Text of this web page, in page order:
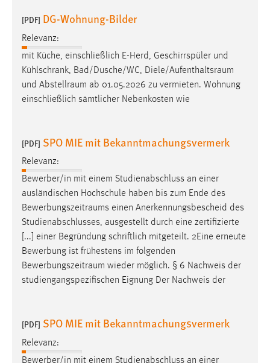
[PDF] DG-Wohnung-Bilder
Relevanz:
mit Küche, einschließlich E-Herd, Geschirrspüler und
Kühlschrank, Bad/Dusche/WC, Diele/Aufenthaltsraum
und Abstellraum ab 01.05.2026 zu vermieten. Wohnung
einschließlich sämtlicher Nebenkosten wie
[PDF] SPO MIE mit Bekanntmachungsvermerk
Relevanz:
Bewerber/in mit einem Studienabschluss an einer
ausländischen Hochschule haben bis zum Ende des
Bewerbungszeitraums einen Anerkennungsbescheid des
Studienabschlusses, ausgestellt durch eine zertifizierte
[...] einer Begründung schriftlich mitgeteilt. 2Eine erneute
Bewerbung ist frühestens im folgenden
Bewerbungszeitraum wieder möglich. § 6 Nachweis der
studiengangspezifischen Eignung Der Nachweis der
[PDF] SPO MIE mit Bekanntmachungsvermerk
Relevanz:
Bewerber/in mit einem Studienabschluss an einer
Name:
Anbieter:
Google Ireland Limited
Zweck:
3 Monate
Facebook Pixel
Name:
_fbp
Anbieter:
Facebook
Zweck:
Conversion-Tracking
3 Monate